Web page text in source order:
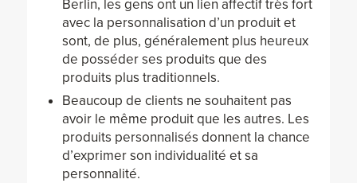
Berlin, les gens ont un lien affectif très fort
avec la personnalisation d’un produit et
sont, de plus, généralement plus heureux
de posséder ses produits que des
produits plus traditionnels.
Beaucoup de clients ne souhaitent pas
avoir le même produit que les autres. Les
produits personnalisés donnent la chance
d’exprimer son individualité et sa
personnalité.